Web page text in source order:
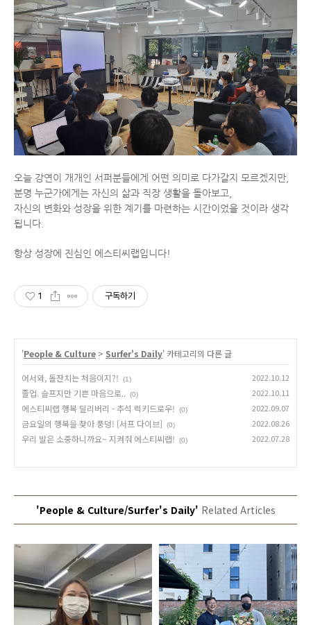
오늘 강연이 개개인 서퍼분들에게 어떤 의미로 다가갈지 모르겠지만,
분명 누군가에게는 자신의 삶과 직장 생활을 돌아보고,
자신의 변화와 성장을 위한 계기를 마련하는 시간이었을 것이라 생각
됩니다.
항상 성장에 진심인 에스티씨랩입니다!
1 구독하기
'People & Culture > Surfer's Daily' 카테고리의 다른 글
어서와, 돌잔치는 처음이지?! (1) 2022.10.12
졸업. 슬프지만 기쁜 마음으로.. (0) 2022.10.11
에스티씨랩 행복 딜리버리 - 추석 럭키드로우! (0) 2022.09.07
금요일의 행복을 찾아 풍덩! [서프 다이브] (0) 2022.08.26
우리 발은 소중하니까요~ 지켜줘 에스티씨랩! (0) 2022.07.28
'People & Culture/Surfer's Daily' Related Articles